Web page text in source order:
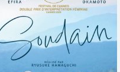
Horaires et Infos
Bande-annonce
Réservation